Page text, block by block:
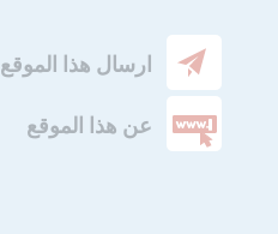
ارسال هذا الموقع
عن هذا الموقع